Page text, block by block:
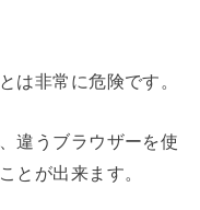
は非常に危険です。
違うブラウザーを使
とが出来ます。